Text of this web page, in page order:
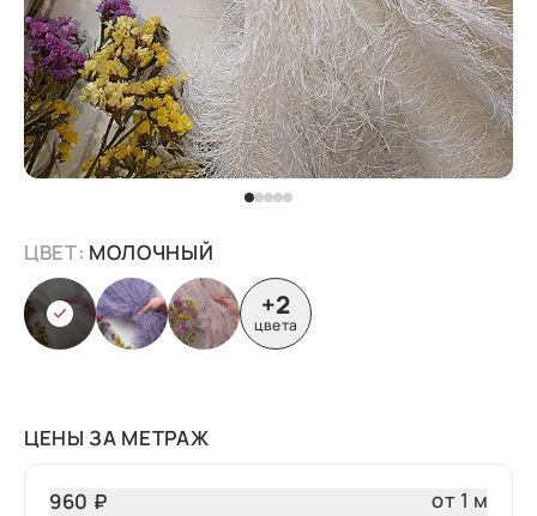
ЦВЕТ: МОЛОЧНЫЙ
+2
цвета
ЦЕНЫ ЗА МЕТРАЖ
960 ₽
от 1 м